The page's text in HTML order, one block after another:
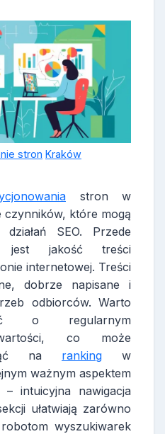
stron Kraków
stron w
czynników, które mogą
SEO. Przede
jest jakość treści
internetowej. Treści
dobrze napisane i
odbiorców. Warto
o regularnym
co może
na ranking w
ważnym aspektem
intuicyjna nawigacja
ułatwiają zarówno
wyszukiwarek